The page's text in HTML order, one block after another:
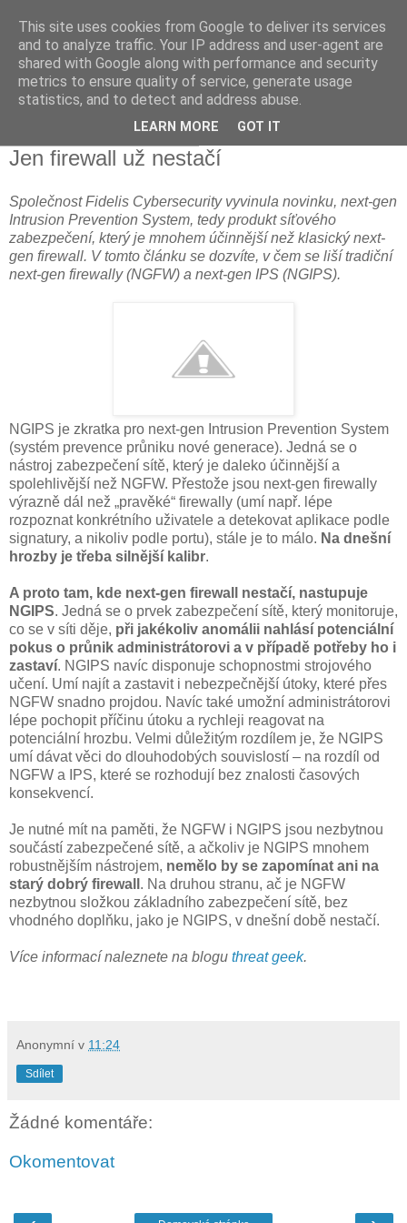
Martin Půlpán |
Kybernetická bezpečnost
Jen firewall už nestačí
Společnost Fidelis Cybersecurity vyvinula novinku, next-gen
Intrusion Prevention System, tedy produkt síťového
zabezpečení, který je mnohem účinnější než klasický next-
gen firewall. V tomto článku se dozvíte, v čem se liší tradiční
next-gen firewally (NGFW) a next-gen IPS (NGIPS).
NGIPS je zkratka pro next-gen Intrusion Prevention System
(systém prevence průniku nové generace). Jedná se o
nástroj zabezpečení sítě, který je daleko účinnější a
spolehlivější než NGFW. Přestože jsou next-gen firewally
výrazně dál než „pravěké“ firewally (umí např. lépe
rozpoznat konkrétního uživatele a detekovat aplikace podle
signatury, a nikoliv podle portu), stále je to málo. Na dnešní
hrozby je třeba silnější kalibr.
A proto tam, kde next-gen firewall nestačí, nastupuje
NGIPS. Jedná se o prvek zabezpečení sítě, který monitoruje,
co se v síti děje, při jakékoliv anomálii nahlásí potenciální
pokus o průnik administrátorovi a v případě potřeby ho i
zastaví. NGIPS navíc disponuje schopnostmi strojového
učení. Umí najít a zastavit i nebezpečnější útoky, které přes
NGFW snadno projdou. Navíc také umožní administrátorovi
lépe pochopit příčinu útoku a rychleji reagovat na
potenciální hrozbu. Velmi důležitým rozdílem je, že NGIPS
umí dávat věci do dlouhodobých souvislostí – na rozdíl od
NGFW a IPS, které se rozhodují bez znalosti časových
konsekvencí.
Je nutné mít na paměti, že NGFW i NGIPS jsou nezbytnou
součástí zabezpečené sítě, a ačkoliv je NGIPS mnohem
robustnějším nástrojem, nemělo by se zapomínat ani na
starý dobrý firewall . Na druhou stranu, ač je NGFW
nezbytnou složkou základního zabezpečení sítě, bez
vhodného doplňku, jako je NGIPS, v dnešní době nestačí.
Více informací naleznete na blogu threat geek.
Anonymní v 11:24
Sdílet
Žádné komentáře:
Okomentovat
This site uses cookies from Google to deliver its services
and to analyze traffic. Your IP address and user-agent are
shared with Google along with performance and security
metrics to ensure quality of service, generate usage
statistics, and to detect and address abuse.
LEARN MORE GOT IT